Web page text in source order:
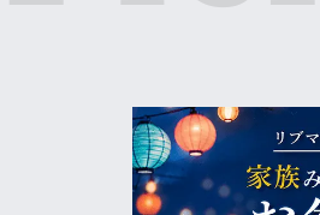
プールアイテムとし
一部店舗ではフロン
営業時間：8:00～
※営業時間は変更す
※貸し出し品や水着の